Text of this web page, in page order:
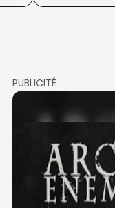
PUBLICITÉ